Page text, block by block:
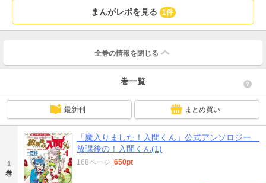
まんがレポを見る 1件
全巻の情報を 閉じる
巻一覧
最新刊 まとめ買い
1
巻
「魔入りました！入間くん」公式アンソロジー
放課後の！入間くん(1)
168ページ 650pt